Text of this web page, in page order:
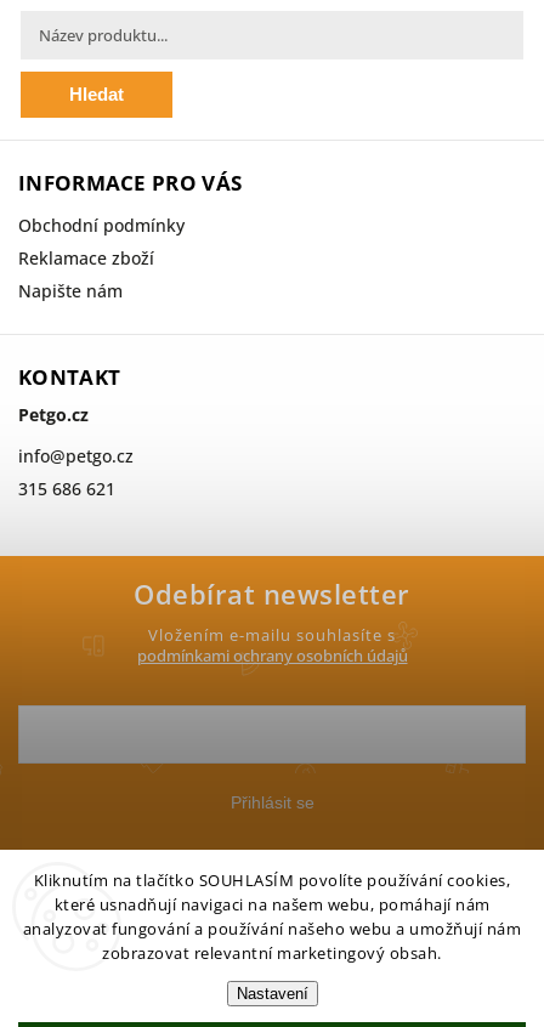
Kliknutím na tlačítko SOUHLASÍM povolíte používání cookies,
které usnadňují navigaci na našem webu, pomáhají nám
analyzovat fungování a používání našeho webu a umožňují nám
zobrazovat relevantní marketingový obsah.
Nastavení
Odebírat newsletter
Vložením e-mailu souhlasíte s
podmínkami ochrany osobních údajů
Přihlásit se
Hledat
INFORMACE PRO VÁS
Obchodní podmínky
Reklamace zboží
Napište nám
KONTAKT
Petgo.cz
info@petgo.cz
315 686 621
Petgo.cz. Všechna práva vyhrazena.